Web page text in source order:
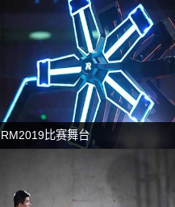
RM2019比赛舞台